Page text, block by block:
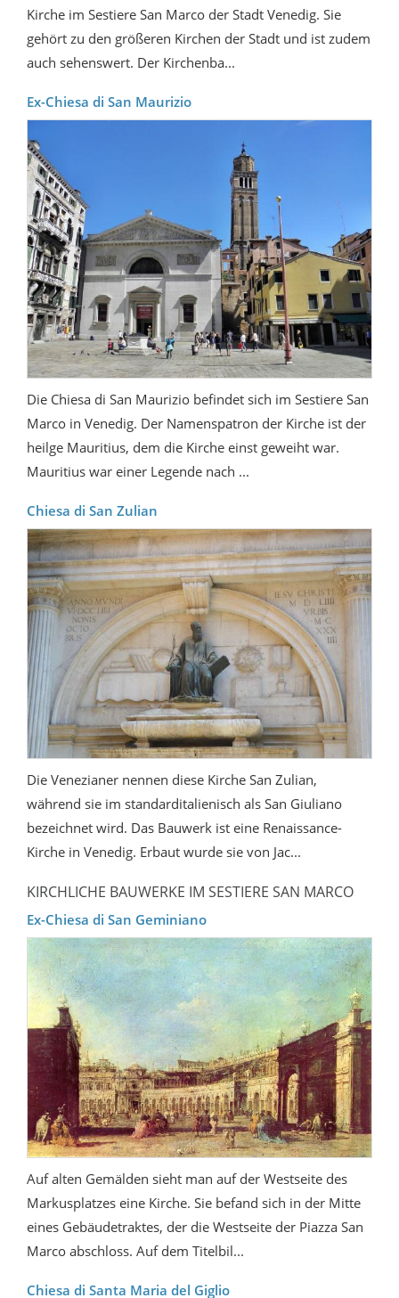
Kirche im Sestiere San Marco der Stadt Venedig. Sie
gehört zu den größeren Kirchen der Stadt und ist zudem
auch sehenswert. Der Kirchenba...
Ex-Chiesa di San Maurizio
Die Chiesa di San Maurizio befindet sich im Sestiere San
Marco in Venedig. Der Namenspatron der Kirche ist der
heilge Mauritius, dem die Kirche einst geweiht war.
Mauritius war einer Legende nach ...
Chiesa di San Zulian
Die Venezianer nennen diese Kirche San Zulian,
während sie im standarditalienisch als San Giuliano
bezeichnet wird. Das Bauwerk ist eine Renaissance-
Kirche in Venedig. Erbaut wurde sie von Jac...
KIRCHLICHE BAUWERKE IM SESTIERE SAN MARCO
Ex-Chiesa di San Geminiano
Auf alten Gemälden sieht man auf der Westseite des
Markusplatzes eine Kirche. Sie befand sich in der Mitte
eines Gebäudetraktes, der die Westseite der Piazza San
Marco abschloss. Auf dem Titelbil...
Chiesa di Santa Maria del Giglio